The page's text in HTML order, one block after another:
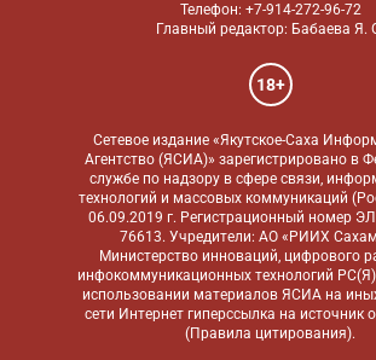
Телефон: +7-914-272-96-72
Главный редактор: Бабаева Я.
18+
Сетевое издание «Якутское-Саха
Агентство (ЯСИА)» зарегистрировано в
службе по надзору в сфере связи,
технологий и массовых коммуникаций
06.09.2019 г. Регистрационный номер
76613. Учредители: АО «РИИХ
Министерство инноваций, цифрового
инфокоммуникационных технологий
использовании материалов ЯСИА на
сети Интернет гиперссылка на источник
(Правила цитирования).